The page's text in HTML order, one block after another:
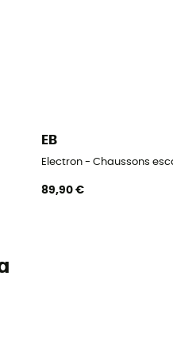
EB
Electron - Chaussons
89,90 €